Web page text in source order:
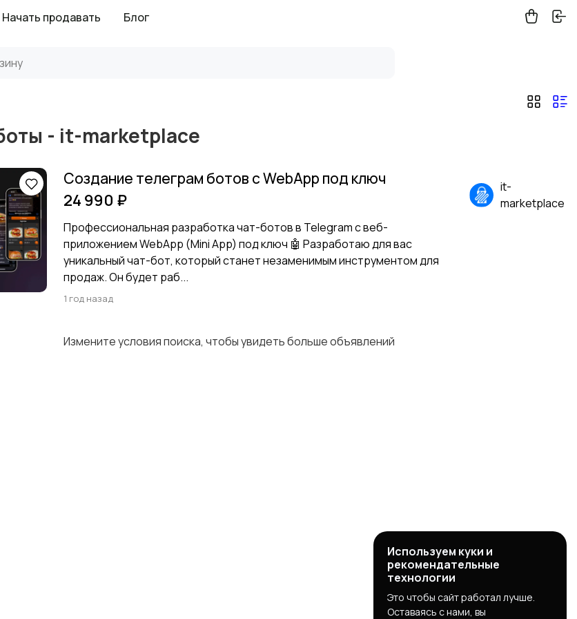
Начать продавать Блог
- it-marketplace
Создание телеграм ботов с WebApp под ключ
24 990 ₽
Профессиональная разработка чат-ботов в Telegram с веб-
приложением WebApp (Mini App) под ключ 🤖 Разработаю для вас
уникальный чат-бот, который станет незаменимым инструментом для
продаж. Он будет раб...
1 год назад
it-
marketplace
Измените условия поиска, чтобы увидеть больше объявлений
Используем куки и
рекомендательные
технологии
Это чтобы сайт работал лучше.
Оставаясь с нами, вы